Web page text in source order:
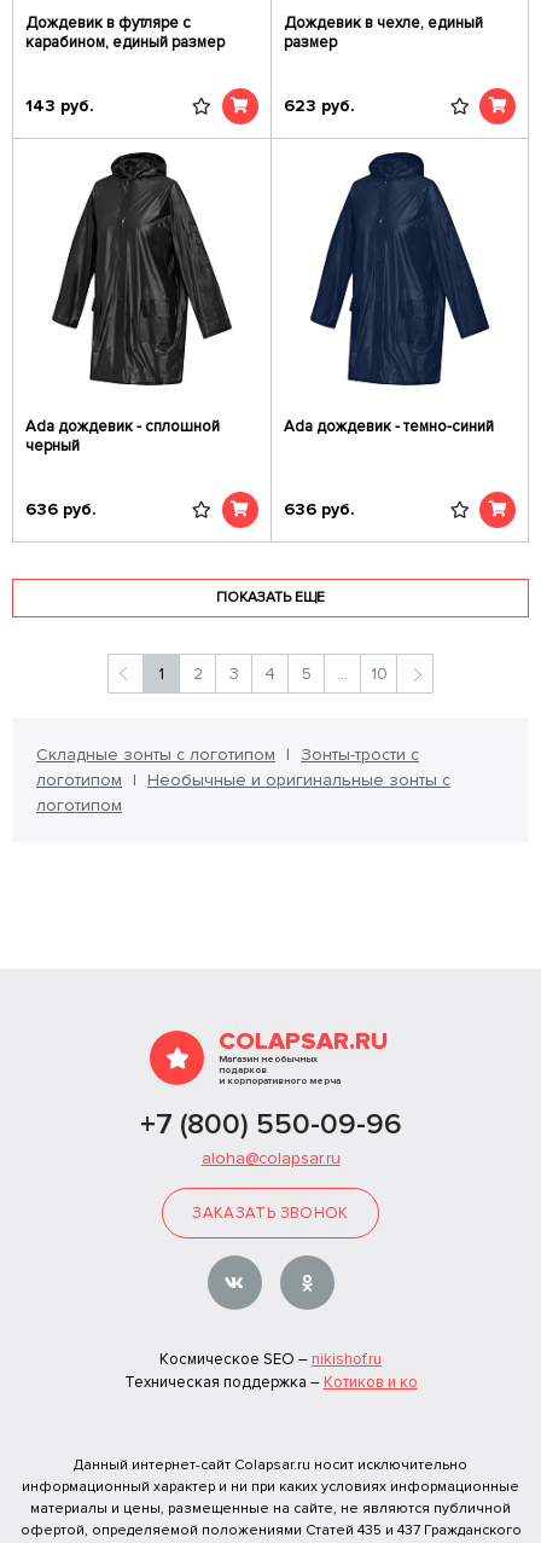
Дождевик в футляре с
карабином, единый размер
143 руб.
Дождевик в чехле, единый
размер
623 руб.
Ada дождевик - сплошной
черный
636 руб.
Ada дождевик - темно-синий
636 руб.
ПОКАЗАТЬ ЕЩЕ
1 2 3 4 5 ... 10
Складные зонты с логотипом
Зонты-трости с
логотипом
Необычные и оригинальные зонты с
логотипом
COLAPSAR.RU
Магазин необычных
подарков
и корпоративного мерча
+7 (800) 550-09-96
aloha@colapsar.ru
ЗАКАЗАТЬ ЗВОНОК
Космическое SEO – nikishof.ru
Техническая поддержка – Котиков и ко
Данный интернет-сайт Colapsar.ru носит исключительно
информационный характер и ни при каких условиях информационные
материалы и цены, размещенные на сайте, не являются публичной
офертой, определяемой положениями Статей 435 и 437 Гражданского